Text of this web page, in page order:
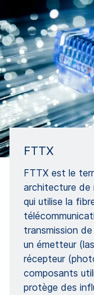
FTTX
FTTX est le
architecture de
qui utilise la
transmission
un émetteur
récepteur
composants
protège des